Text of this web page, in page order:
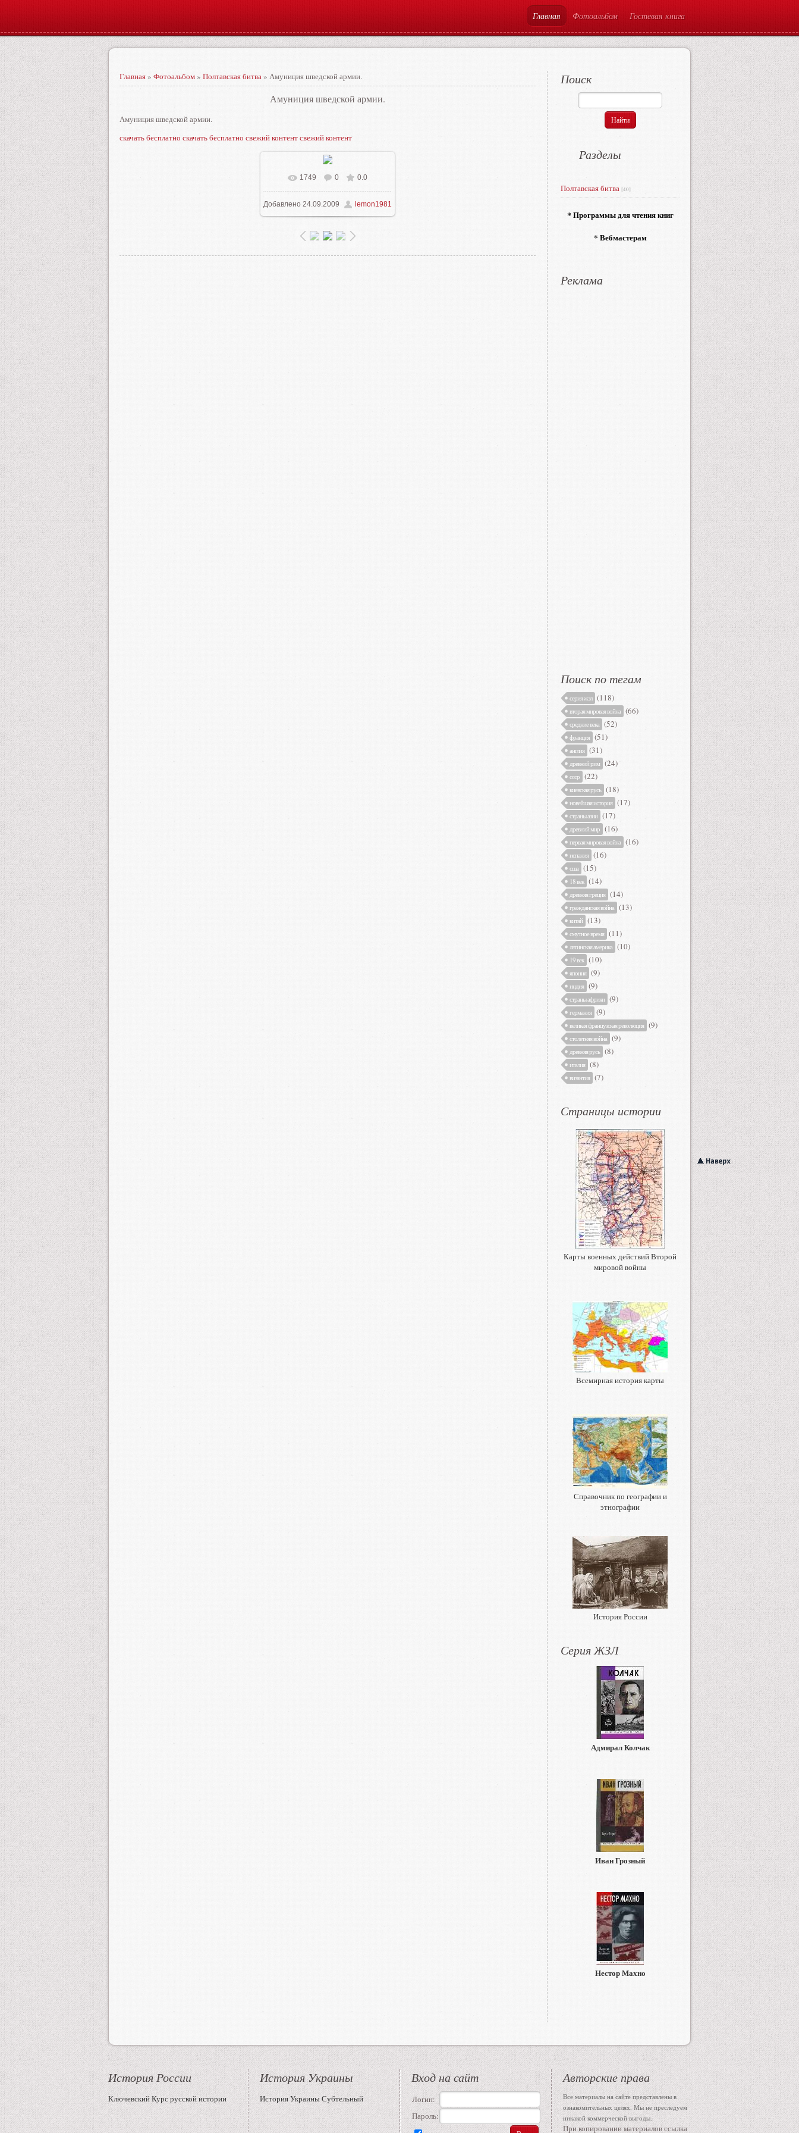
Главная Фотоальбом Гостевая книга
Главная» Фотоальбом» Полтавская битва» Амуниция шведской армии.
Амуниция шведской армии.
Амуниция шведской армии.
скачать бесплатно скачать бесплатно свежий контент свежий контент
1749 0 0.0
Добавлено 24.09.2009 lemon1981
Поиск
Разделы
Полтавская битва [40]
* Программы для чтения книг
* Вебмастерам
Реклама
Поиск по тегам
серия жзл (118)
вторая мировая война (66)
средние века (52)
франция (51)
англия (31)
древний рим (24)
ссср (22)
киевская русь (18)
новейшая история (17)
страны азии (17)
древний мир (16)
первая мировая война (16)
испания (16)
сша (15)
18 век (14)
древняя греция (14)
гражданская война (13)
китай (13)
смутное время (11)
латинская америка (10)
19 век (10)
япония (9)
индия (9)
страны африки (9)
германия (9)
великая французская революция (9)
столетняя война (9)
древняя русь (8)
италия (8)
византия (7)
Страницы истории
Карты военных действий Второй
мировой войны
Всемирная история карты
Справочник по географии и
этнографии
История России
Серия ЖЗЛ
Адмирал Колчак
Иван Грозный
Нестор Махно
История России
Ключевский Курс русской истории
История Украины
История Украины Субтельный
Вход на сайт
Логин:
Пароль:
Авторские права
Все материалы на сайте представлены в
ознакомительных целях. Мы не преследуем
никакой коммерческой выгоды.
При копировании материалов ссылка